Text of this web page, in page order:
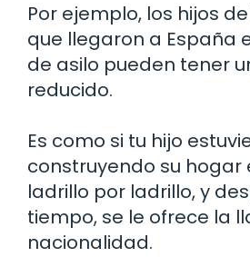
Por ejemplo, los hijos
que llegaron a España
de asilo pueden tener
reducido.
Es como si tu hijo
construyendo su hogar
ladrillo por ladrillo, y
tiempo, se le ofrece la
nacionalidad.